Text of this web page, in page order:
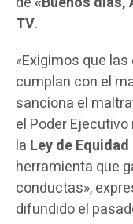
TV.
«Exigimos que
cumplan con el
sanciona el
el Poder
la Ley de
herramienta que
conductas»,
difundido el